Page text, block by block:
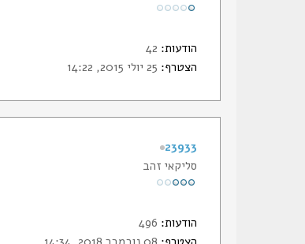
הודעות:
הצטרף:
23933
סליקאי זהב
הודעות: